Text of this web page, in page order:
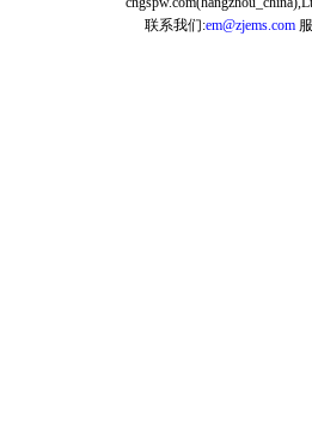
联系我们:em@zjems.com服